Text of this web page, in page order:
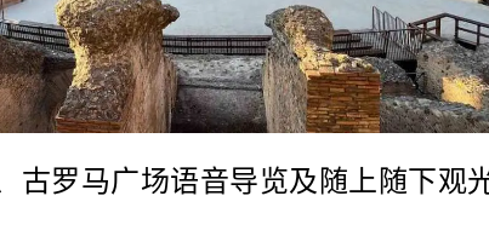
古罗马广场语音导览及随上随下观